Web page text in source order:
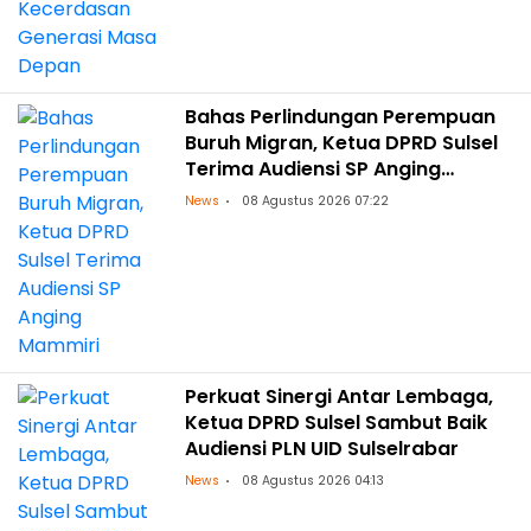
Bahas Perlindungan Perempuan
Buruh Migran, Ketua DPRD Sulsel
Terima Audiensi SP Anging
Mammiri
News 08 Agustus 2026 07:22
Perkuat Sinergi Antar Lembaga,
Ketua DPRD Sulsel Sambut Baik
Audiensi PLN UID Sulselrabar
News 08 Agustus 2026 04:13